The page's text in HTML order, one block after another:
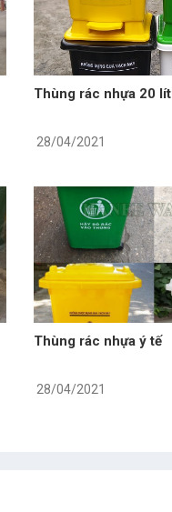
Thùng rác nhựa 20 lít
28/04/2021
Thùng rác nhựa ý tế
28/04/2021